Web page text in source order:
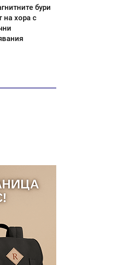
бури
на хора с